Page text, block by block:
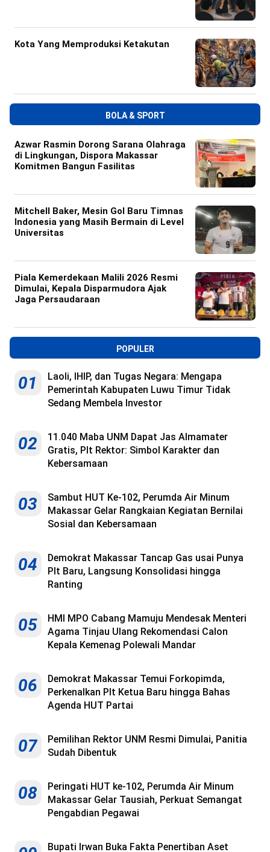
Kota Yang Memproduksi Ketakutan
BOLA & SPORT
Azwar Rasmin Dorong Sarana Olahraga
di Lingkungan, Dispora Makassar
Komitmen Bangun Fasilitas
Mitchell Baker, Mesin Gol Baru Timnas
Indonesia yang Masih Bermain di Level
Universitas
Piala Kemerdekaan Malili 2026 Resmi
Dimulai, Kepala Disparmudora Ajak
Jaga Persaudaraan
POPULER
01
Laoli, IHIP, dan Tugas Negara: Mengapa
Pemerintah Kabupaten Luwu Timur Tidak
Sedang Membela Investor
02
11.040 Maba UNM Dapat Jas Almamater
Gratis, Plt Rektor: Simbol Karakter dan
Kebersamaan
03
Sambut HUT Ke-102, Perumda Air Minum
Makassar Gelar Rangkaian Kegiatan Bernilai
Sosial dan Kebersamaan
04
Demokrat Makassar Tancap Gas usai Punya
Plt Baru, Langsung Konsolidasi hingga
Ranting
05
HMI MPO Cabang Mamuju Mendesak Menteri
Agama Tinjau Ulang Rekomendasi Calon
Kepala Kemenag Polewali Mandar
06
Demokrat Makassar Temui Forkopimda,
Perkenalkan Plt Ketua Baru hingga Bahas
Agenda HUT Partai
07
Pemilihan Rektor UNM Resmi Dimulai, Panitia
Sudah Dibentuk
08
Peringati HUT ke-102, Perumda Air Minum
Makassar Gelar Tausiah, Perkuat Semangat
Pengabdian Pegawai
Bupati Irwan Buka Fakta Penertiban Aset